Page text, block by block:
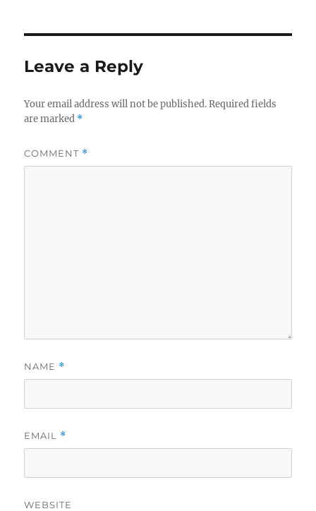
o
e
Leave a Reply
Your email address will not be published. Required fields
are marked *
COMMENT *
NAME *
EMAIL *
WEBSITE